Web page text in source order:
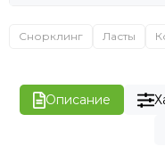
Снорклинг Ласты
Описание